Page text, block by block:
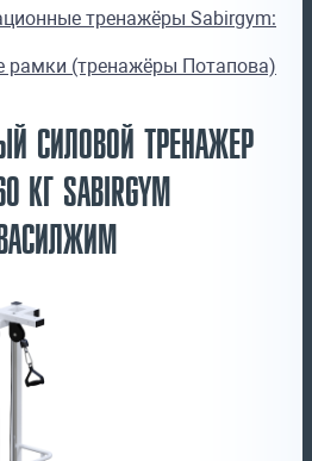
тренажёры Sabirgym:
рамки (тренажёры Потапова)
СИЛОВОЙ ТРЕНАЖЕР
КГ SABIRGYM